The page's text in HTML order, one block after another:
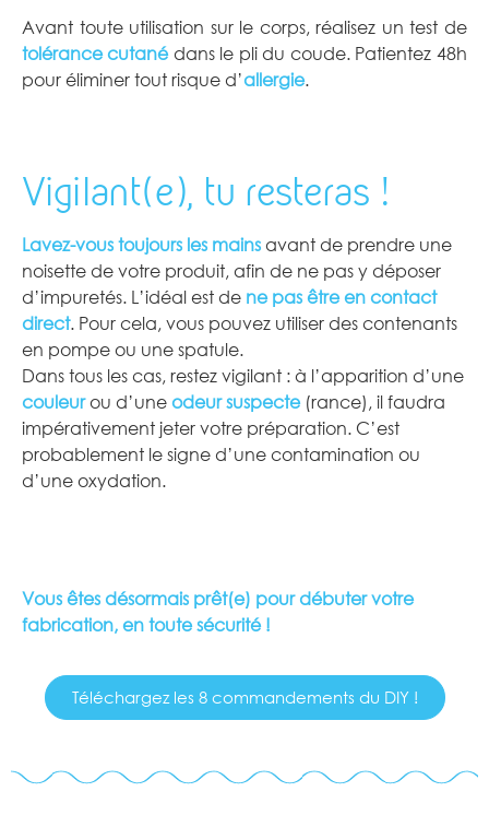
Avant toute utilisation sur le corps, réalisez un test de
tolérance cutanédans le pli du coude. Patientez 48h
pour éliminer tout risque d’allergie.
Vigilant(e), tu resteras !
Lavez-vous toujours les mains avant de prendre une
noisette de votre produit, afin de ne pas y déposer
d’impuretés. L’idéal est de ne pas être en contact
direct. Pour cela, vous pouvez utiliser des contenants
en pompe ou une spatule.
Dans tous les cas, restez vigilant : à l’apparition d’une
couleurou d’une odeur suspecte(rance), il faudra
impérativement jeter votre préparation. C’est
probablement le signe d’une contamination ou
d’une oxydation.
Vous êtes désormais prêt(e) pour débuter votre
fabrication, en toute sécurité !
Téléchargez les 8 commandements du DIY !